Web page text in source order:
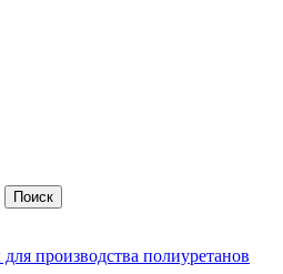
Поиск
производства полиуретанов